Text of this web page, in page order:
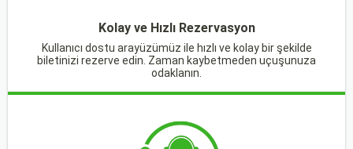
Kolay ve Hızlı Rezervasyon
Kullanıcı dostu arayüzümüz ile hızlı ve kolay bir şekilde
biletinizi rezerve edin. Zaman kaybetmeden uçuşunuza
odaklanın.